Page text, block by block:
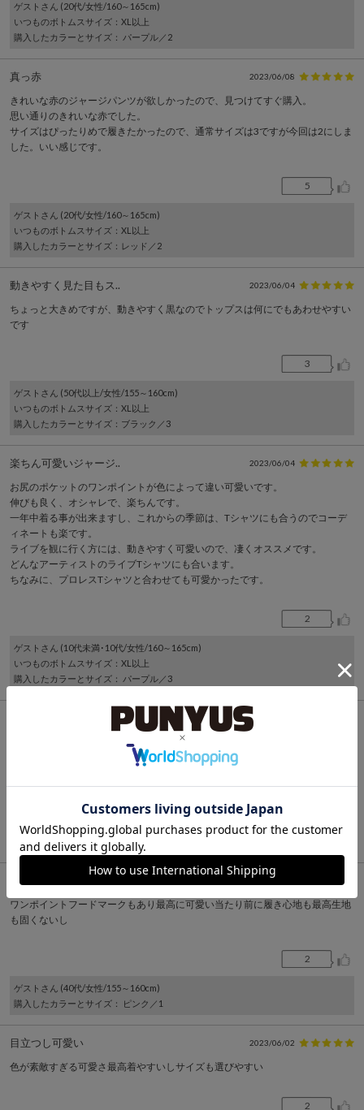
ゲスト さん (20代/女性/160～165cm)
いつものボトムスサイズ ：XL以上
購入したカラーとサイズ ： パープル／2
真っ赤 2023/06/08
きれいな赤のジャージパンツが欲しかったので、見つけてすぐ購入。
思い通りのきれいな赤でした。
サイズはぴったりめで履きたかったので、通常サイズは3ですが今回は2にしま
した。いい感じです。
5
ゲスト さん (20代/女性/160～165cm)
いつものボトムスサイズ ：XL以上
購入したカラーとサイズ ：レッド／2
動きやすく見た目もス.. 2023/06/04
ちょっと大きめですが、動きやすく黒なのでトップスは何にでもあわせやすい
です
3
ゲスト さん (50代以上/女性/155～160cm)
いつものボトムスサイズ ：XL以上
購入したカラーとサイズ ：ブラック／3
楽ちん可愛いジャージ.. 2023/06/04
お尻のポケットのワンポイントが色によって違い可愛いです。
伸びも良く、オシャレで、楽ちんです。
一年中着る事が出来ますし、これからの季節は、Tシャツにも合うのでコーデ
ィネートも楽です。
ライブを観に行く方には、動きやすく可愛いので、凄くオススメです。
どんなアーティストのライブTシャツにも合います。
ちなみに、プロレスTシャツと合わせても可愛かったです。
2
ゲスト さん (10代未満･10代/女性/160～165cm)
いつものボトムスサイズ ：XL以上
購入したカラーとサイズ ： パープル／3
2023/06/03
家の中で着てますが着心地最高です。
ゲストさん (40代/女性/165～170cm)
購入したカラーとサイズ
： パープル／3
色の感じ大好き 2023/06/02
ワンポイントフードマークもあり最高に可愛い当たり前に履き心地も最高生地
も固くないし
2
ゲスト さん (40代/女性/155～160cm)
購入したカラーとサイズ ： ピンク／1
目立つし可愛い 2023/06/02
色が素敵すぎる可愛さ最高着やすいしサイズも選びやすい
2